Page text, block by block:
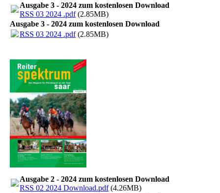
Ausgabe 3 - 2024 zum kostenlosen Download
RSS 03 2024 .pdf(2.85MB)
Ausgabe 3 - 2024 zum kostenlosen Download
RSS 03 2024 .pdf(2.85MB)
Ausgabe 2 - 2024 zum kostenlosen Download
RSS 02 2024 Download.pdf(4.26MB)